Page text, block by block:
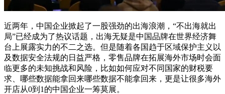
近两年，中国企业掀起了一股强劲的出海浪潮，“不出海就出
局”已经成为了热议话题，出海无疑是中国品牌在世界经济舞
台上展露实力的不二之选。但是随着各国趋于区域保护主义以
及数据安全法规的日益严格，零售品牌在拓展海外市场时会面
临更多的未知挑战和风险，比如如何应对不同国家的财税要
求、哪些数据能拿回来哪些数据不能拿回来，更是让很多海外
开店从0到1的中国企业一筹莫展。